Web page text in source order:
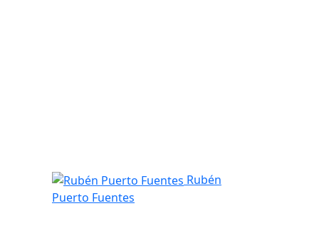
Rubén Puerto Fuentes
Rubén
Puerto Fuentes